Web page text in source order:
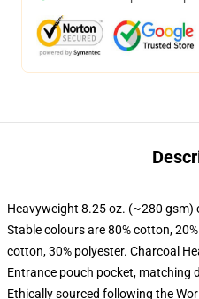
Heavyweight 8.25 oz. (~280 gsm)
Stable colours are 80% cotton,
cotton, 30% polyester. Charcoal
Entrance pouch pocket, matching
Ethically sourced following the